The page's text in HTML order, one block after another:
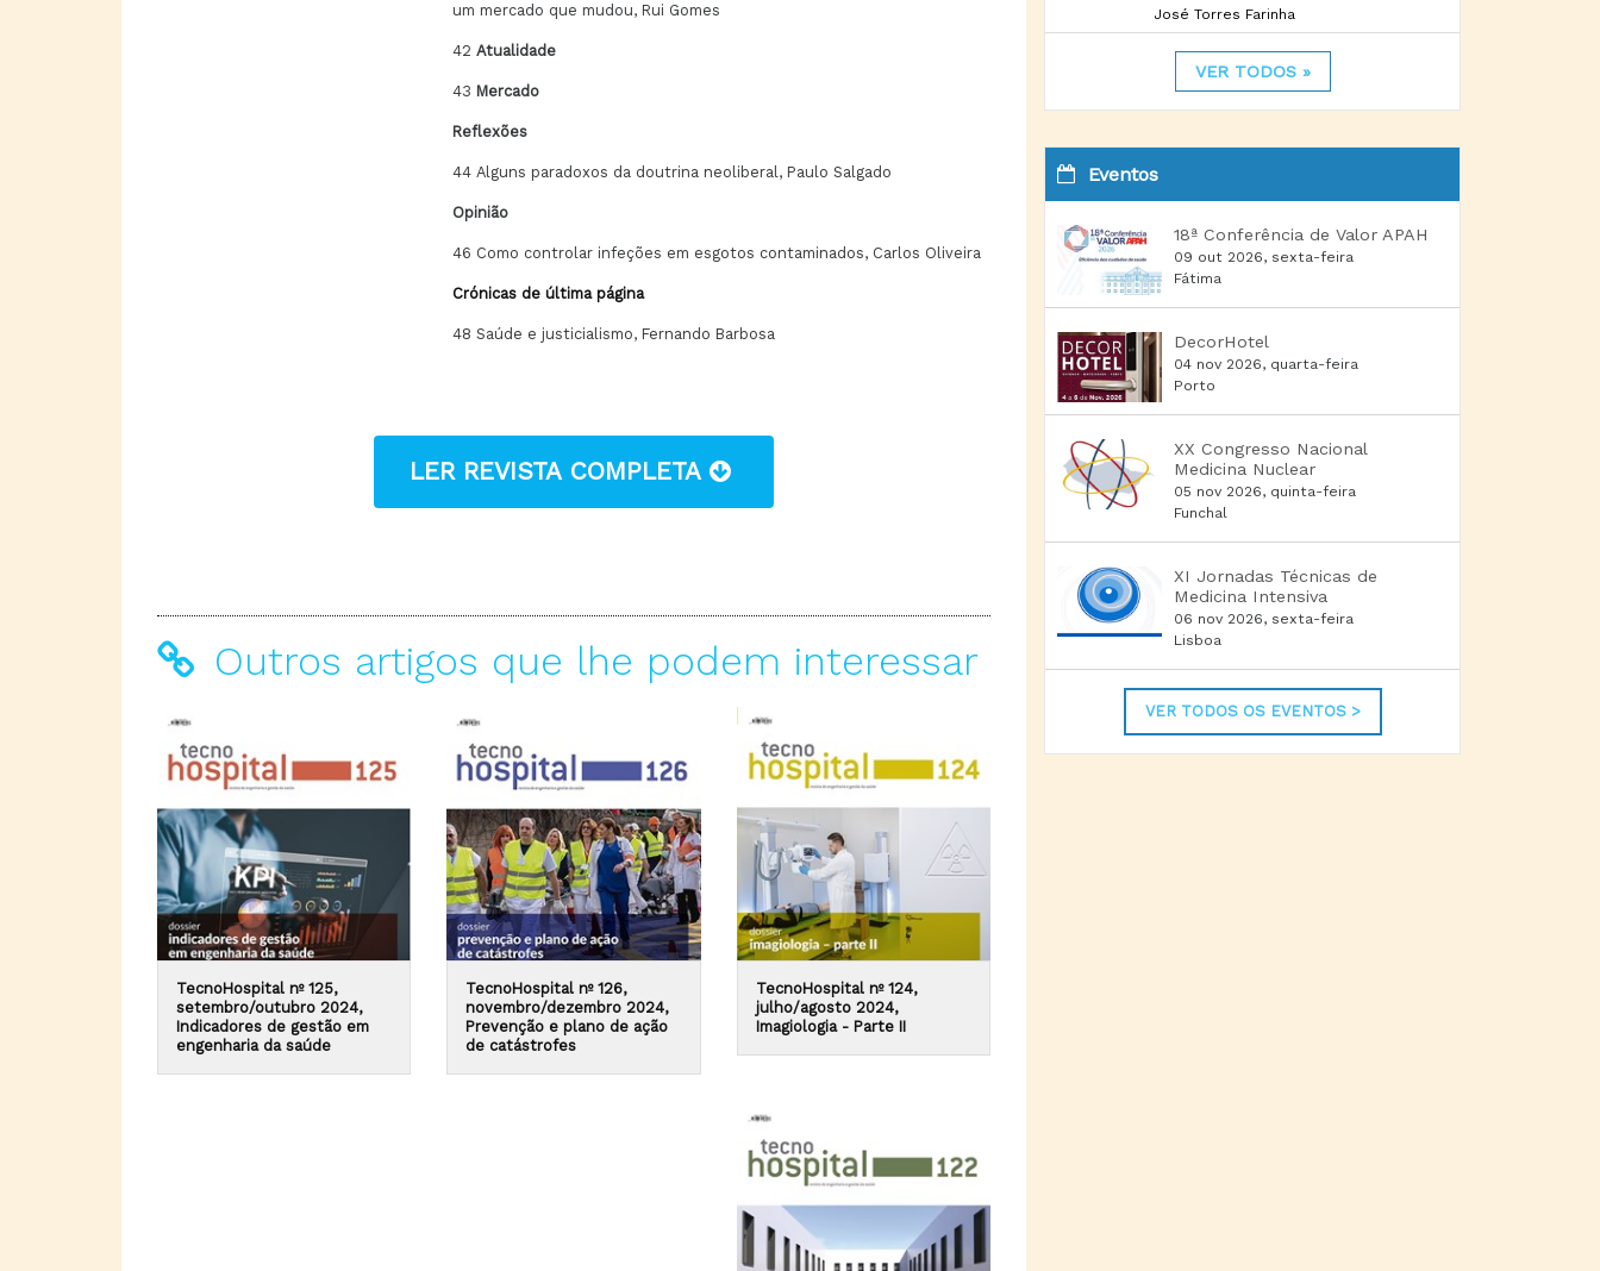
um mercado que mudou, Rui Gomes
42Atualidade
43 Mercado
Reflexões
44 Alguns paradoxos da doutrina neoliberal, Paulo Salgado
Opinião
46 Como controlar infeções em esgotos contaminados, Carlos Oliveira
Crónicas de última página
48 Saúde e justicialismo, Fernando Barbosa
LER REVISTA COMPLETA
Outros artigos que lhe podem interessar
TecnoHospital nº 125,
setembro/outubro 2024,
Indicadores de gestão em
engenharia da saúde
TecnoHospital nº 126,
novembro/dezembro 2024,
Prevenção e plano de ação
de catástrofes
TecnoHospital nº 124,
julho/agosto 2024,
Imagiologia - Parte II
José Torres Farinha
VER TODOS »
Eventos
18ª Conferência de Valor APAH
09 out 2026, sexta-feira
Fátima
DecorHotel
04 nov 2026, quarta-feira
Porto
XX Congresso Nacional
Medicina Nuclear
05 nov 2026, quinta-feira
Funchal
XI Jornadas Técnicas de
Medicina Intensiva
06 nov 2026, sexta-feira
Lisboa
VER TODOS OS EVENTOS >